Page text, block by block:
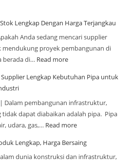
Lengkap Dengan Harga Terjangkau
Anda sedang mencari supplier
mendukung proyek pembangunan di
berada di… Read more
Lengkap Kebutuhan Pipa untuk
Dalam pembangunan infrastruktur,
tidak dapat diabaikan adalah pipa. Pipa
udara, gas,… Read more
Lengkap, Harga Bersaing
dunia konstruksi dan infrastruktur,